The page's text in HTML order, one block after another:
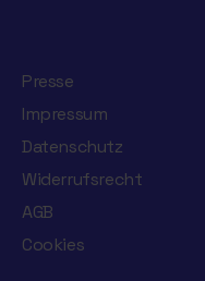
Presse
Impressum
Datenschutz
Widerrufsrecht
AGB
Cookies